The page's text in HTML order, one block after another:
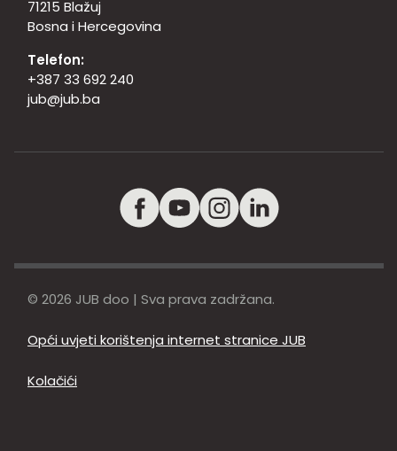
71215 Blažuj
Bosna i Hercegovina
Telefon:
+387 33 692 240
jub@jub.ba
© 2026 JUB doo | Sva prava zadržana.
Opći uvjeti korištenja internet stranice JUB
Kolačići